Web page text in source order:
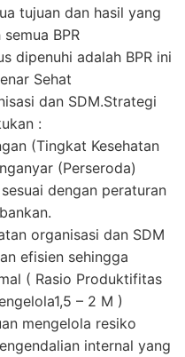
tujuan dan hasil yang
BPR
dipenuhi adalah BPR ini
Sehat
dan SDM.Strategi
:
(Tingkat Kesehatan
(Perseroda)
dengan peraturan
organisasi dan SDM
efisien sehingga
( Rasio Produktifitas
– 2 M )
mengelola resiko
internal yang